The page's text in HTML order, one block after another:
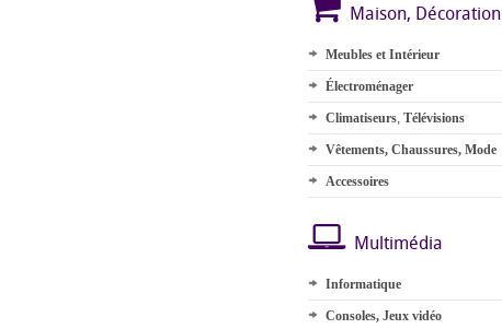
Maison, Décoration
Meubles et Intérieur
Électroménager
Climatiseurs, Télévisions
Vêtements, Chaussures, Mode
Accessoires
Multimédia
Informatique
Consoles, Jeux vidéo